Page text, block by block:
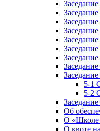
5-1
5-2
Об
О «Школе
О квоте